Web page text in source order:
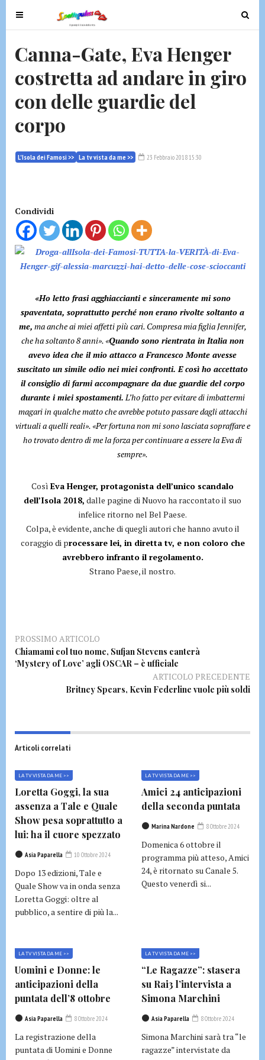
T
o
g
e
n
v
g
o
n
T
o
e
Canna-Gate, Eva Henger
costretta ad andare in giro
con delle guardie del
corpo
L'Isola dei Famosi >> La tv vista da me >> 23 Febbraio 2018 15:30
Condividi
«Ho letto frasi agghiaccianti e sinceramente mi sono
spaventata, soprattutto perché non erano rivolte soltanto a
me, ma anche ai miei affetti più cari. Compresa mia figlia Jennifer,
che ha soltanto 8 anni». «Quando sono rientrata in Italia non
avevo idea che il mio attacco a Francesco Monte avesse
suscitato un simile odio nei miei confronti. E così ho accettato
il consiglio di farmi accompagnare da due guardie del corpo
durante i miei spostamenti.L’ho fatto per evitare di imbattermi
magari in qualche matto che avrebbe potuto passare dagli attacchi
virtuali a quelli reali». «Per fortuna non mi sono lasciata sopraffare e
ho trovato dentro di me la forza per continuare a essere la Eva di
sempre».
Così Eva Henger, protagonista dell’unico scandalo
dell’Isola 2018, dalle pagine di Nuovo ha raccontato il suo
infelice ritorno nel Bel Paese.
Colpa, è evidente, anche di quegli autori che hanno avuto il
coraggio di processare lei, in diretta tv, e non coloro che
avrebbero infranto il regolamento.
Strano Paese, il nostro.
PROSSIMO ARTICOLO
Chiamami col tuo nome, Sufjan Stevens canterà
‘Mystery of Love’ agli OSCAR – è ufficiale
ARTICOLO PRECEDENTE
Britney Spears, Kevin Federline vuole più soldi
Articoli correlati
LA TV VISTA DA ME >>
Loretta Goggi, la sua
assenza a Tale e Quale
Show pesa soprattutto a
lui: ha il cuore spezzato
Asia Paparella 10 Ottobre 2024
Dopo 13 edizioni, Tale e
Quale Show va in onda senza
Loretta Goggi: oltre al
pubblico, a sentire di più la...
LA TV VISTA DA ME >>
Amici 24 anticipazioni
della seconda puntata
Marina Nardone 8 Ottobre 2024
Domenica 6 ottobre il
programma più atteso, Amici
24, è ritornato su Canale 5.
Questo venerdì si...
LA TV VISTA DA ME >>
Uomini e Donne: le
anticipazioni della
puntata dell’8 ottobre
Asia Paparella 8 Ottobre 2024
La registrazione della
puntata di Uomini e Donne
LA TV VISTA DA ME >>
“Le Ragazze”: stasera
su Rai3 l’intervista a
Simona Marchini
Asia Paparella 8 Ottobre 2024
Simona Marchini sarà tra “le
ragazze” intervistate da